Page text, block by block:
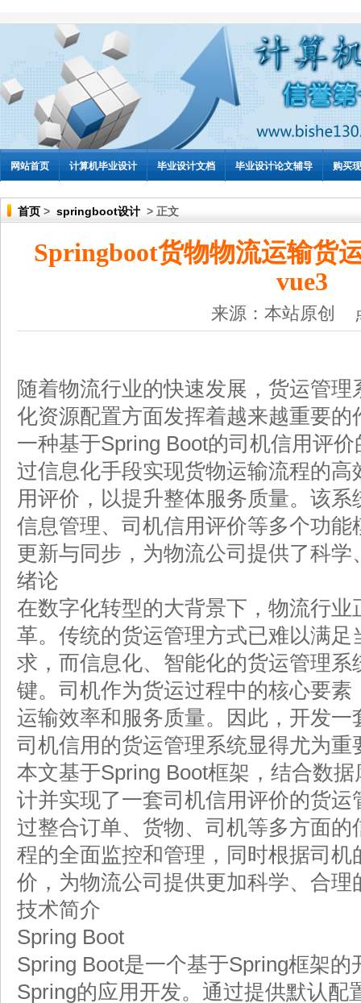
网站首页 计算机毕业设计 毕业设计文档 毕业设计论文辅导 购买
首页 > springboot设计 > 正文
Springboot货物物流运输货
vue3
来源：本站原创
随着物流行业的快速发展，货运管
化资源配置方面发挥着越来越重要
一种基于Spring Boot的司机信用评
过信息化手段实现货物运输流程的
用评价，以提升整体服务质量。该
信息管理、司机信用评价等多个功
更新与同步，为物流公司提供了科
绪论
在数字化转型的大背景下，物流行
革。传统的货运管理方式已难以满
求，而信息化、智能化的货运管理
键。司机作为货运过程中的核心要
运输效率和服务质量。因此，开发
司机信用的货运管理系统显得尤为重
本文基于Spring Boot框架，结合数
计并实现了一套司机信用评价的货
过整合订单、货物、司机等多方面
程的全面监控和管理，同时根据司
价，为物流公司提供更加科学、合理
技术简介
Spring Boot
Spring Boot是一个基于Spring框架
Spring的应用开发。通过提供默认配